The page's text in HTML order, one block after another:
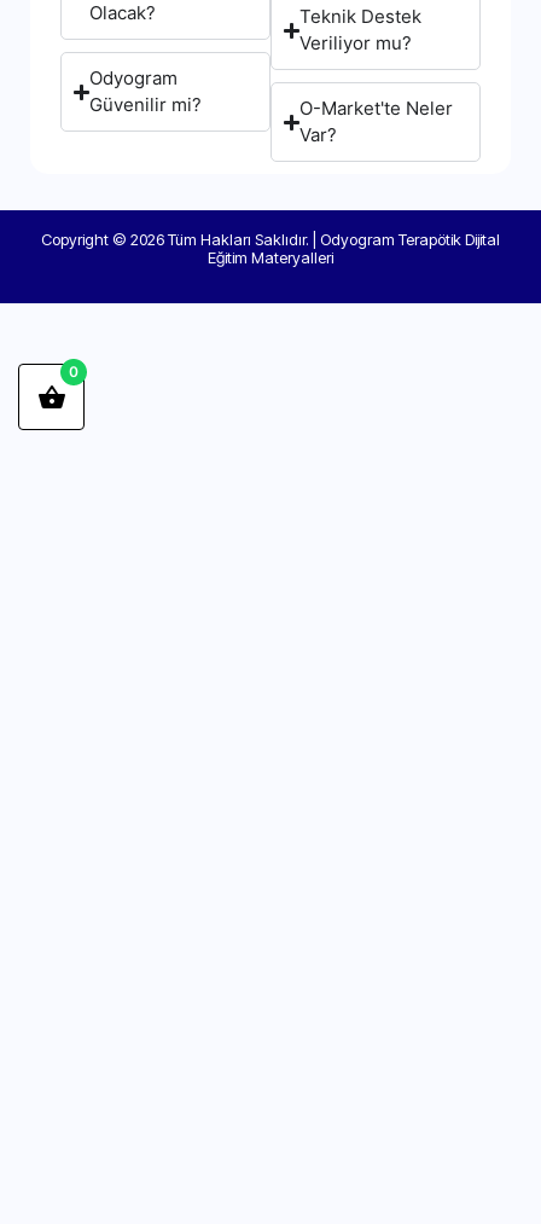
Olacak?
Odyogram
Güvenilir mi?
Teknik Destek
Veriliyor mu?
O-Market'te Neler
Var?
Copyright © 2026 Tüm Hakları Saklıdır. | Odyogram Terapötik Dijital
Eğitim Materyalleri
0